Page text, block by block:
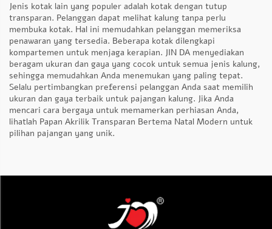
Jenis kotak lain yang populer adalah kotak dengan tutup
transparan. Pelanggan dapat melihat kalung tanpa perlu
membuka kotak. Hal ini memudahkan pelanggan memeriksa
penawaran yang tersedia. Beberapa kotak dilengkapi
kompartemen untuk menjaga kerapian. JIN DA menyediakan
beragam ukuran dan gaya yang cocok untuk semua jenis kalung,
sehingga memudahkan Anda menemukan yang paling tepat.
Selalu pertimbangkan preferensi pelanggan Anda saat memilih
ukuran dan gaya terbaik untuk pajangan kalung. Jika Anda
mencari cara bergaya untuk memamerkan perhiasan Anda,
lihatlah Papan Akrilik Transparan Bertema Natal Modern untuk
pilihan pajangan yang unik.